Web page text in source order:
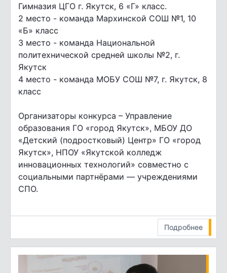
Гимназия ЦГО г. Якутск, 6 «Г» класс.
2 место - команда Мархинской СОШ №1, 10
«Б» класс
3 место - команда Национальной
политехнической средней школы №2, г.
Якутск
4 место - команда МОБУ СОШ №7, г. Якутск, 8
класс
Организаторы конкурса – Управление
образования ГО «город Якутск», МБОУ ДО
«Детский (подростковый) Центр» ГО «город
Якутск», НПОУ «Якутской колледж
инновационных технологий» совместно с
социальными партнёрами — учреждениями
СПО.
Подробнее